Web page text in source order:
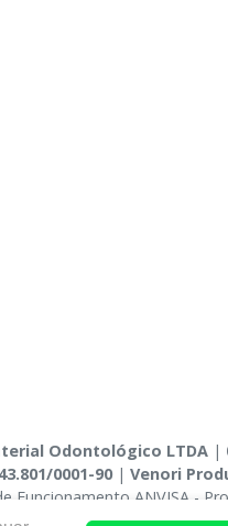
Odontológico LTDA |
0001-90| Venori
Funcionamento ANVISA -
01957 | Política de